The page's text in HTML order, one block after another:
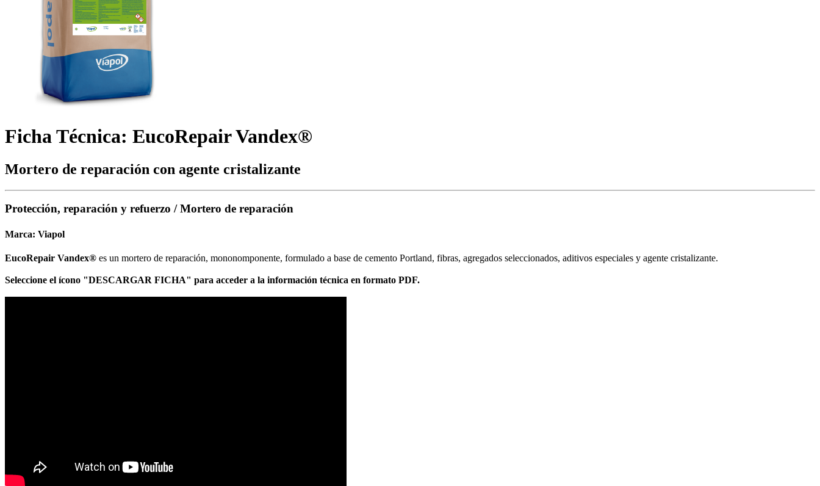
Ficha Técnica: EucoRepair Vandex®
Mortero de reparación con agente cristalizante
Protección, reparación y refuerzo / Mortero de reparación
Marca: Viapol
EucoRepair Vandex® es un mortero de reparación, mononomponente, formulado a base de cemento Portland, fibras, agregados seleccionados, aditivos especiales y agente cristalizante.
Seleccione el ícono "DESCARGAR FICHA" para acceder a la información técnica en formato PDF.